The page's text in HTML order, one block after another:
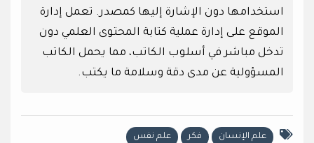
استخدامها دون الإشارة إليها كمصدر. تعمل إدارة
الموقع على إدارة عملية كتابة المحتوى العلمي دون
تدخل مباشر في أسلوب الكاتب، مما يحمل الكاتب
المسؤولية عن مدى دقة وسلامة ما يكتب.
علم الإنسان فكر علم نفس